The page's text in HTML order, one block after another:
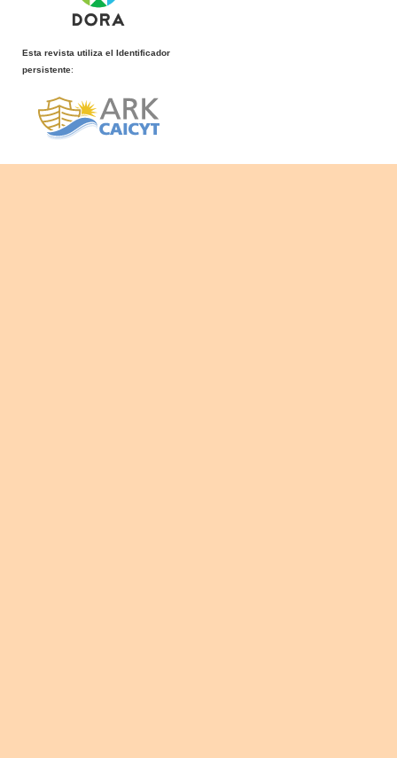
Esta revista utiliza el Identificador
persistente: